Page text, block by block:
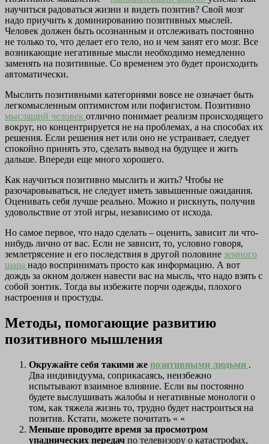
научиться радоваться жизни и видеть позитив? Свой мозг
надо приучить к доминированию позитивных мыслей.
Человек должен быть осознанным и отслеживать постоянно
не только то, что делает его тело, но и чем занят его мозг. Все
возникающие негативные мысли необходимо немедленно
заменять на позитивные. Со временем это будет происходить
автоматически.
Мыслить позитивными категориями вовсе не означает быть
легкомысленным оптимистом или пофигистом. Позитивно
мыслящий человек отлично понимает реализм происходящего
вокруг, но концентрируется не на проблемах, а на способах их
решения. Если решения нет или оно не устраивает, следует
спокойно принять это, сделать вывод на будущее и жить
дальше. Впереди еще много хорошего.
Как научиться позитивно мыслить и жить? Чтобы не
разочаровываться, не следует иметь завышенные ожидания.
Оценивать себя лучше реально. Можно и рискнуть, получив
удовольствие от этой игры, независимо от исхода.
Но самое первое, что надо сделать – оценить, зависит ли что-
нибудь лично от вас. Если не зависит, то, условно говоря,
землетрясение и его последствия в другой половине земного
шара надо воспринимать просто как информацию. А вот
дождь за окном должен навести вас на мысль, что надо взять с
собой зонтик. Тогда вы избежите порчи одежды, плохого
настроения и простуды.
Методы, помогающие развитию
позитивного мышления
Окружайте себя такими же позитивными людьми .
Два индивидуума, соприкасаясь, неизбежно
испытывают взаимное влияние. Если вы постоянно
будете выслушивать жалобы и негативные монологи о
том, как тяжела жизнь то, трудно будет настроиться на
позитив. Кстати, можете почитать « «
Меньше проводите время за просмотром
упаднических передач по телевизору о катастрофах,